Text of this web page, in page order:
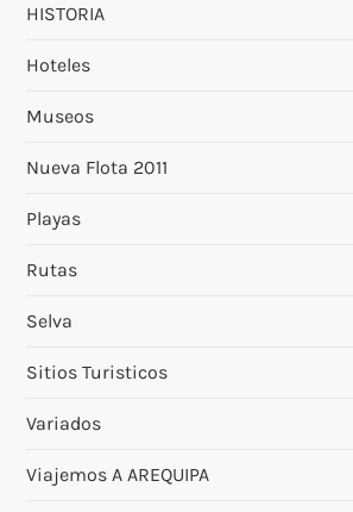
HISTORIA
Hoteles
Museos
Nueva Flota 2011
Playas
Rutas
Selva
Sitios Turisticos
Variados
Viajemos A AREQUIPA